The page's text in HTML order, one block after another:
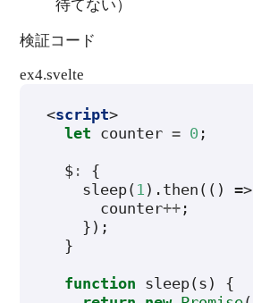
待てない）
検証コード
ex4.svelte
<script>
let counter = 0 ;
$ :
{
sleep( 1 ). then (() =>
counter++ ;
});
}
function sleep(s )
{